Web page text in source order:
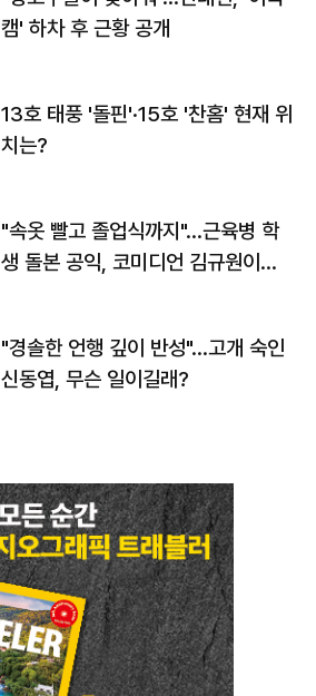
캠' 하차 후 근황 공개
13호 태풍 '돌핀'·15호 '찬홈' 현재 위
치는?
"속옷 빨고 졸업식까지"…근육병 학
생 돌본 공익, 코미디언 김규원이었
"경솔한 언행 깊이 반성"…고개 숙인
신동엽, 무슨 일이길래?